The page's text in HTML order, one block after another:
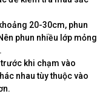
20-30cm, phun
phun nhiều lớp mỏng
khi chạm vào
nhau tùy thuộc vào